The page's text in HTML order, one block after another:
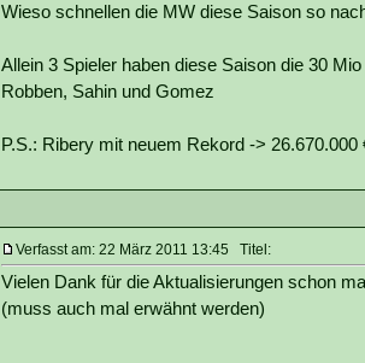
Wieso schnellen die MW diese Saison so
Allein 3 Spieler haben diese Saison die 30
Robben, Sahin und Gomez
P.S.: Ribery mit neuem Rekord -> 26.670.000
Verfasst am: 22 März 2011 13:45 Titel:
Vielen Dank für die Aktualisierungen schon
(muss auch mal erwähnt werden)